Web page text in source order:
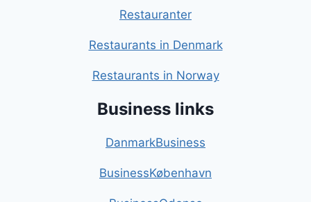
Restauranter
Restaurants in Denmark
Restaurants in Norway
Business links
DanmarkBusiness
BusinessKøbenhavn